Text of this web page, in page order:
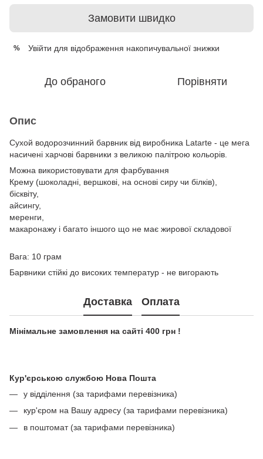
Замовити швидко
% Увійти для відображення накопичувальної знижки
До обраного Порівняти
Опис
Сухой водорозчинний барвник від виробника Latarte - це мега
насичені харчові барвники з великою палітрою кольорів.
Можна використовувати для фарбування
Крему (шоколадні, вершкові, на основі сиру чи білків),
бісквіту,
айсингу,
меренги,
макаронажу і багато іншого що не має жирової складової
Вага: 10 грам
Барвники стійкі до високих температур - не вигорають
Доставка Оплата
Мінімальне замовлення на сайті 400 грн !
Кур'єрською службою Нова Пошта
у відділення (за тарифами перевізника)
кур'єром на Вашу адресу (за тарифами перевізника)
в поштомат (за тарифами перевізника)